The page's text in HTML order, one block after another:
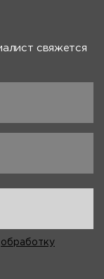
свяжется
обработку